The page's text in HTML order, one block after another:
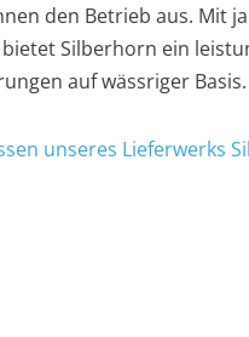
den Betrieb aus. Mit
Silberhorn ein
auf wässriger Basis.
unseres Lieferwerks